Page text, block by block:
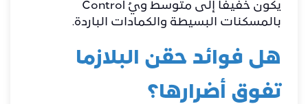
يكون خفيفاً إلى متوسط ويُ Control
بالمسكنات البسيطة والكمادات الباردة.
هل فوائد حقن البلازما
تفوق أضرارها؟